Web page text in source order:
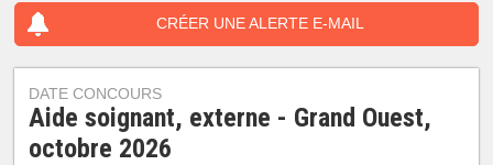
CRÉER UNE ALERTE E-MAIL
DATE CONCOURS
Aide soignant, externe - Grand Ouest,
octobre 2026